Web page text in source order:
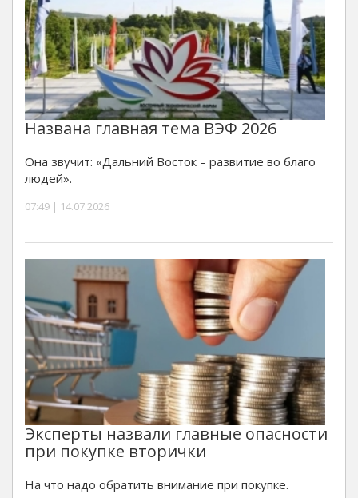
Названа главная тема ВЭФ 2026
Она звучит: «Дальний Восток – развитие во благо
людей».
07:49 | 14.07.2026
Эксперты назвали главные опасности
при покупке вторички
На что надо обратить внимание при покупке.